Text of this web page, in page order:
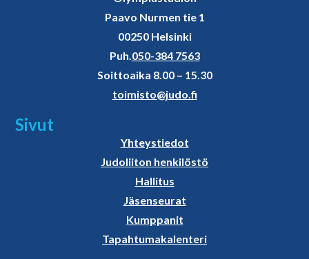
Paavo Nurmen tie 1
00250 Helsinki
Puh. 050-384 7563
Soittoaika 8.00 – 15.30
toimisto@judo.fi
Sivut
Yhteystiedot
Judoliiton henkilöstö
Hallitus
Jäsenseurat
Kumppanit
Tapahtumakalenteri